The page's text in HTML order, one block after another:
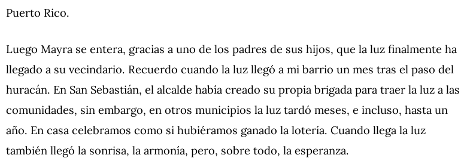
Puerto Rico.
Luego Mayra se entera, gracias a uno de los padres de sus hijos, que la luz finalmente ha
llegado a su vecindario. Recuerdo cuando la luz llegó a mi barrio un mes tras el paso del
huracán. En San Sebastián, el alcalde había creado su propia brigada para traer la luz a las
comunidades, sin embargo, en otros municipios la luz tardó meses, e incluso, hasta un
año. En casa celebramos como si hubiéramos ganado la lotería. Cuando llega la luz
también llegó la sonrisa, la armonía, pero, sobre todo, la esperanza.